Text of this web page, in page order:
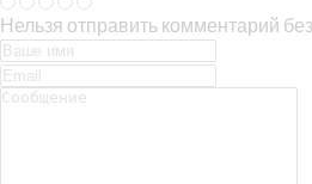
Нельзя отправить комментарий